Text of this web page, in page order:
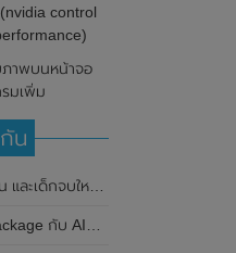
control
ภาพบนหน้าจอ
มเพิ่ม
น
ซูเม่ฟรี internth.com
ในราคาพิเศษ